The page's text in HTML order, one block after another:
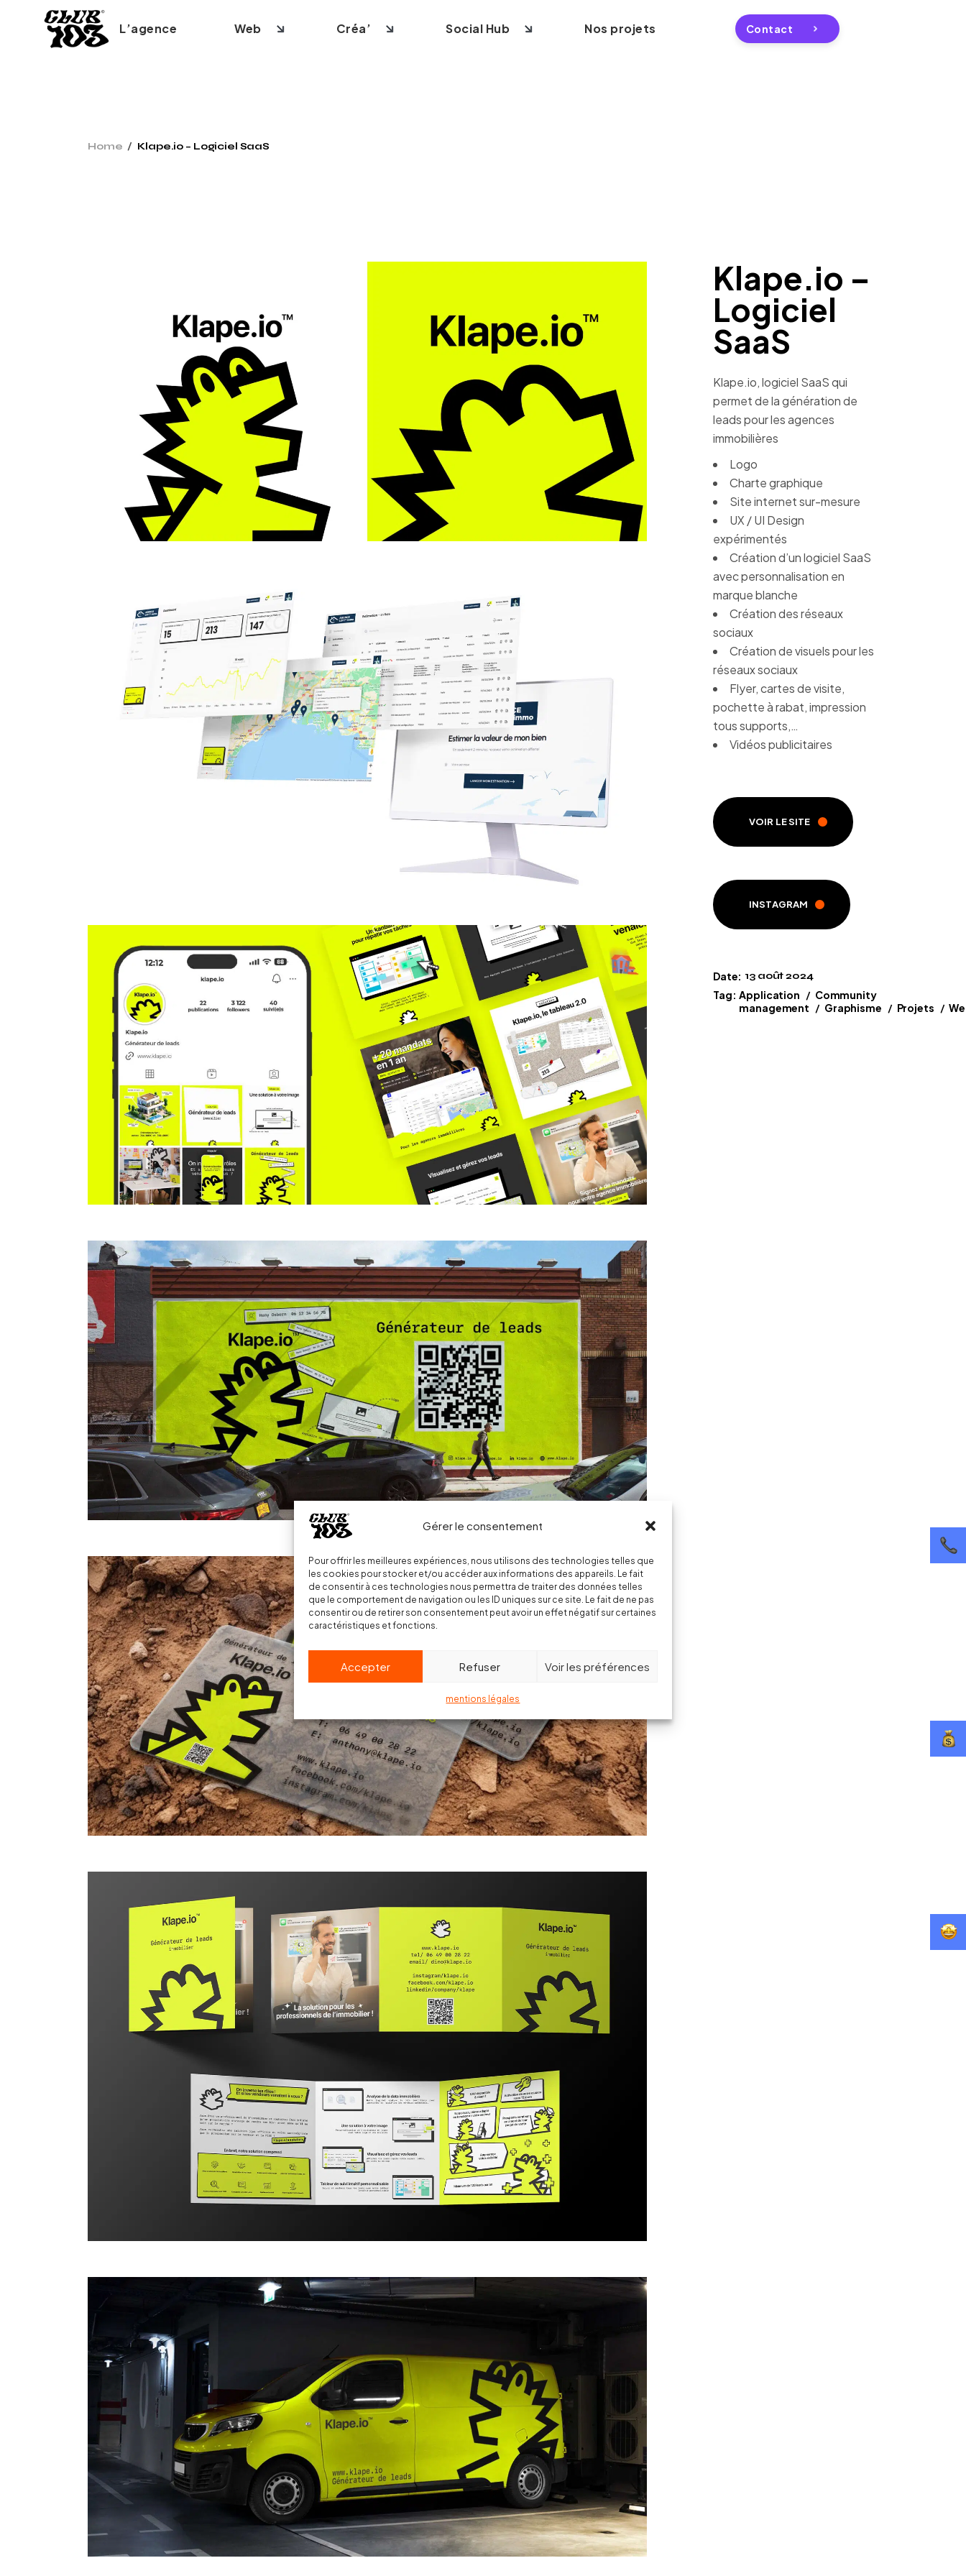
Gérer le consentement
Pour offrir les meilleures expériences, nous utilisons des technologies telles que
les cookies pour stocker et/ou accéder aux informations des appareils. Le fait
de consentir à ces technologies nous permettra de traiter des données telles
que le comportement de navigation ou les ID uniques sur ce site. Le fait de ne pas
consentir ou de retirer son consentement peut avoir un effet négatif sur certaines
caractéristiques et fonctions.
Accepter Refuser Voir les préférences
mentions légales
L’agence Web
SEO
Créa’ Social Hub Nos projets Contact
Home Klape.io – Logiciel SaaS
Klape.io –
Logiciel
SaaS
Klape.io, logiciel SaaS qui
permet de la génération de
leads pour les agences
immobilières
Logo
Charte graphique
Site internet sur-mesure
UX / UI Design
expérimentés
Création d’un logiciel SaaS
avec personnalisation en
marque blanche
Création des réseaux
sociaux
Création de visuels pour les
réseaux sociaux
Flyer, cartes de visite,
pochette à rabat, impression
tous supports,…
Vidéos publicitaires
VOIR LE SITE
INSTAGRAM
Date: 13 août 2024
Tag: Application
Community
management
Graphisme Projets